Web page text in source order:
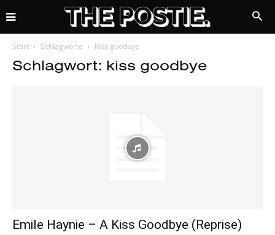
Start Schlagworte Kiss goodbye
Schlagwort: kiss goodbye
Emile Haynie – A Kiss Goodbye (Reprise)